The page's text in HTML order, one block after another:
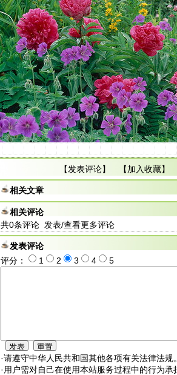
【发表评论】 【加入收藏】
相关文章
相关评论
共0条评论 发表/查看更多评论
发表评论
评分：
1 2 3 4 5
·请遵守中华人民共和国其他各项有关法律法规。
·用户需对自己在使用本站服务过程中的行为承